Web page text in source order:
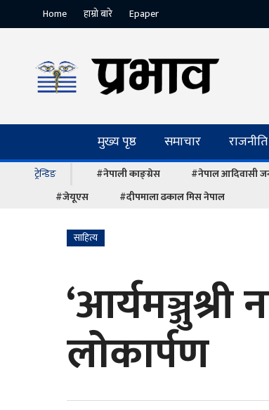
Home हाम्रो बारे Epaper
मुख्य पृष्ठ समाचार राजनीति
ट्रेन्डिङ #नेपाली काङ्ग्रेस #नेपाल आदिवासी
#जेयूएस
#दीपमाला ढकाल मिस नेपाल
साहित्य
लोकार्पण